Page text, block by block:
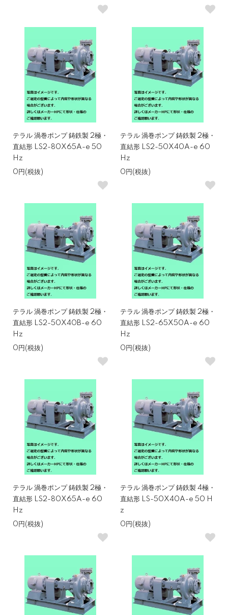
テラル 渦巻ポンプ 鋳鉄製 2極・
直結形 LS2-80X65A-e 50
Hz
0円(税抜)
テラル 渦巻ポンプ 鋳鉄製 2極・
直結形 LS2-50X40A-e 60
Hz
0円(税抜)
テラル 渦巻ポンプ 鋳鉄製 2極・
直結形 LS2-50X40B-e 60
Hz
0円(税抜)
テラル 渦巻ポンプ 鋳鉄製 2極・
直結形 LS2-65X50A-e 60
Hz
0円(税抜)
テラル 渦巻ポンプ 鋳鉄製 2極・
直結形 LS2-80X65A-e 60
Hz
0円(税抜)
テラル 渦巻ポンプ 鋳鉄製 4極・
直結形 LS-50X40A-e 50 H
z
0円(税抜)